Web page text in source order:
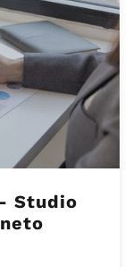
Studio
– Veneto